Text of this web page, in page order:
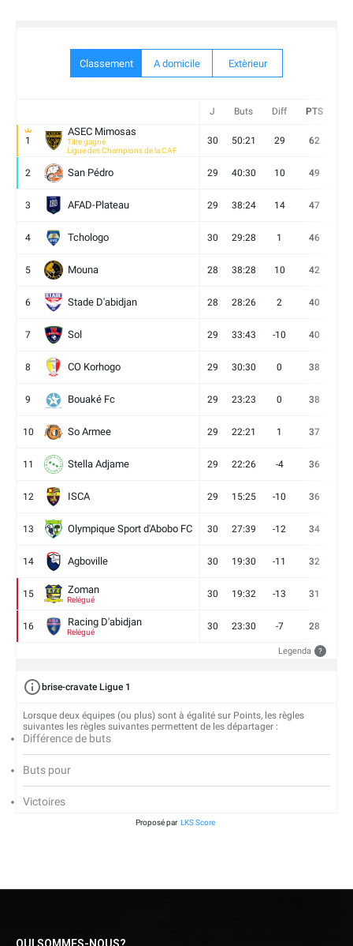
Classement A domicile Extèrieur
J Buts Diff PTS
1
ASEC Mimosas
Titre gagné
Ligue des Champions de la CAF
30 50:21 29 62
2 San Pédro 29 40:30 10 49
3 AFAD-Plateau 29 38:24 14 47
4 Tchologo 30 29:28 1 46
5 Mouna 28 38:28 10 42
6 Stade D'abidjan 28 28:26 2 40
7 Sol 29 33:43 -10 40
8 CO Korhogo 29 30:30 0 38
9 Bouaké Fc 29 23:23 0 38
10 So Armee 29 22:21 1 37
11 Stella Adjame 29 22:26 -4 36
12 ISCA 29 15:25 -10 36
13 Olympique Sport d'Abobo FC 30 27:39 -12 34
14 Agboville 30 19:30 -11 32
15 Zoman
Relégué
30 19:32 -13 31
16 Racing D'abidjan
Relégué
30 23:30 -7 28
Legenda ?
brise-cravate Ligue 1
Lorsque deux équipes (ou plus) sont à égalité sur Points, les règles
suivantes les règles suivantes permettent de les départager :
Différence de buts
Buts pour
Victoires
Proposé par LKS Score